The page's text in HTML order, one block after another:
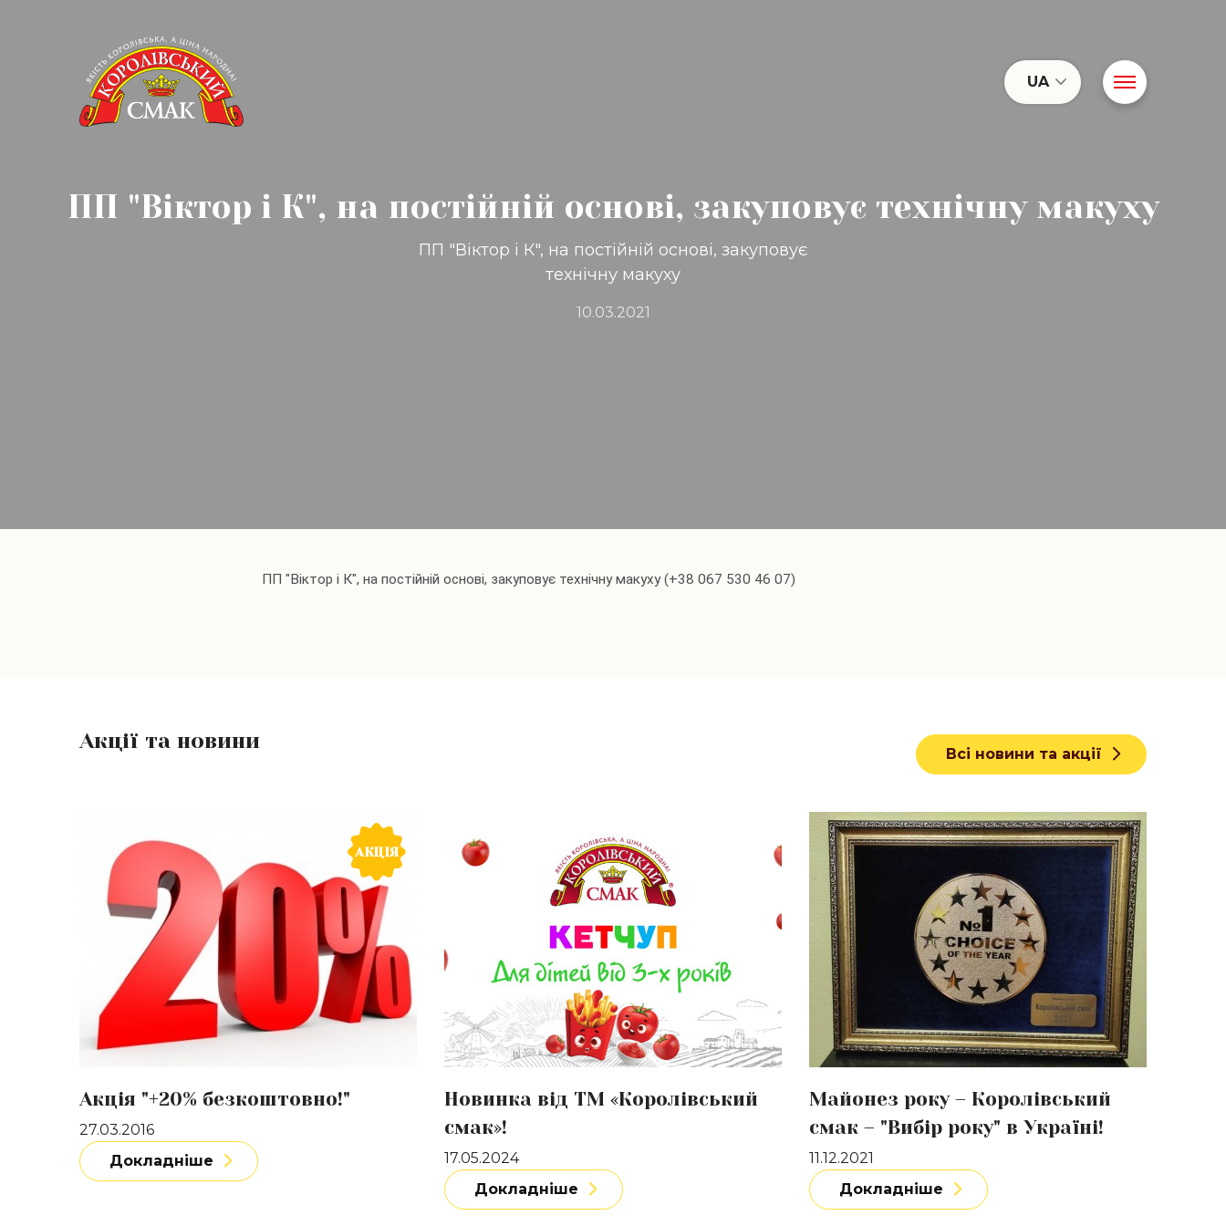
UA
ПП "Віктор і К", на постійній основі, закуповує технічну макуху
ПП "Віктор і К", на постійній основі, закуповує
технічну макуху
10.03.2021
ПП "Віктор і К", на постійній основі, закуповує технічну макуху (+38 067 530 46 07)
Акції та новини
Всі новини та акції
АКЦІЯ
Акція "+20% безкоштовно!"
27.03.2016
Докладніше
Новинка від ТМ «Королівський
смак»!
17.05.2024
Докладніше
Докладніше
Майонез року – Королівський
смак – "Вибір року" в Україні!
11.12.2021
Докладніше